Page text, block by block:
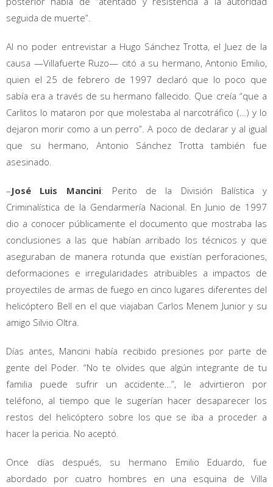
seguida de muerte”.
Al no poder entrevistar a Hugo Sánchez Trotta, el Juez de la
causa —Villafuerte Ruzo— citó a su hermano, Antonio Emilio,
quien el 25 de febrero de 1997 declaró que lo poco que
sabía era a través de su hermano fallecido. Que creía “que a
Carlitos lo mataron por que molestaba al narcotráfico (…) y lo
dejaron morir como a un perro”. A poco de declarar y al igual
que su hermano, Antonio Sánchez Trotta también fue
asesinado.
–José Luis Mancini: Perito de la División Balística y
Criminalística de la Gendarmería Nacional. En Junio de 1997
dio a conocer públicamente el documento que mostraba las
conclusiones a las que habían arribado los técnicos y que
aseguraban de manera rotunda que existían perforaciones,
deformaciones e irregularidades atribuibles a impactos de
proyectiles de armas de fuego en cinco lugares diferentes del
helicóptero Bell en el que viajaban Carlos Menem Junior y su
amigo Silvio Oltra.
Días antes, Mancini había recibido presiones por parte de
gente del Poder. “No te olvides que algún integrante de tu
familia puede sufrir un accidente…”, le advirtieron por
teléfono, al tiempo que le sugerían hacer desaparecer los
restos del helicóptero sobre los que se iba a proceder a
hacer la pericia. No aceptó.
Once días después, su hermano Emilio Eduardo, fue
abordado por cuatro hombres en una esquina de Villa